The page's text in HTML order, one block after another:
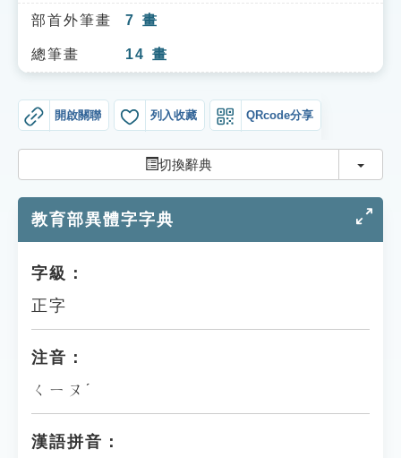
知識索引
單字索引
貓頭鷹博士
部首外筆畫 7 畫
總筆畫 14 畫
開啟關聯 列入收藏 QRcode分享
切換辭典 切換
教育部異體字字典
字級：
正字
注音：
ㄑㄧㄡˊ
漢語拼音：